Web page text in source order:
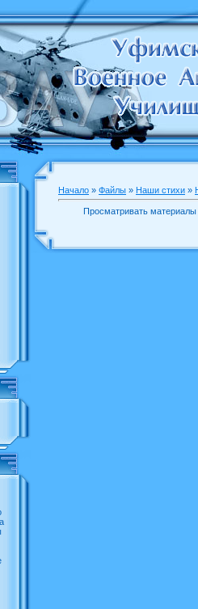
Начало » Файлы » Наши стихи »
Просматривать материалы